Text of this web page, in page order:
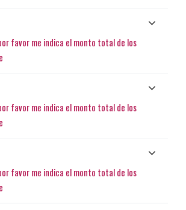
favor me indica el monto total de los
favor me indica el monto total de los
favor me indica el monto total de los